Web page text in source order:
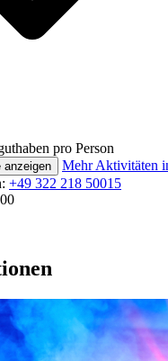
pro Person
anzeigen
Mehr Aktivitäten
+49 322 218 50015